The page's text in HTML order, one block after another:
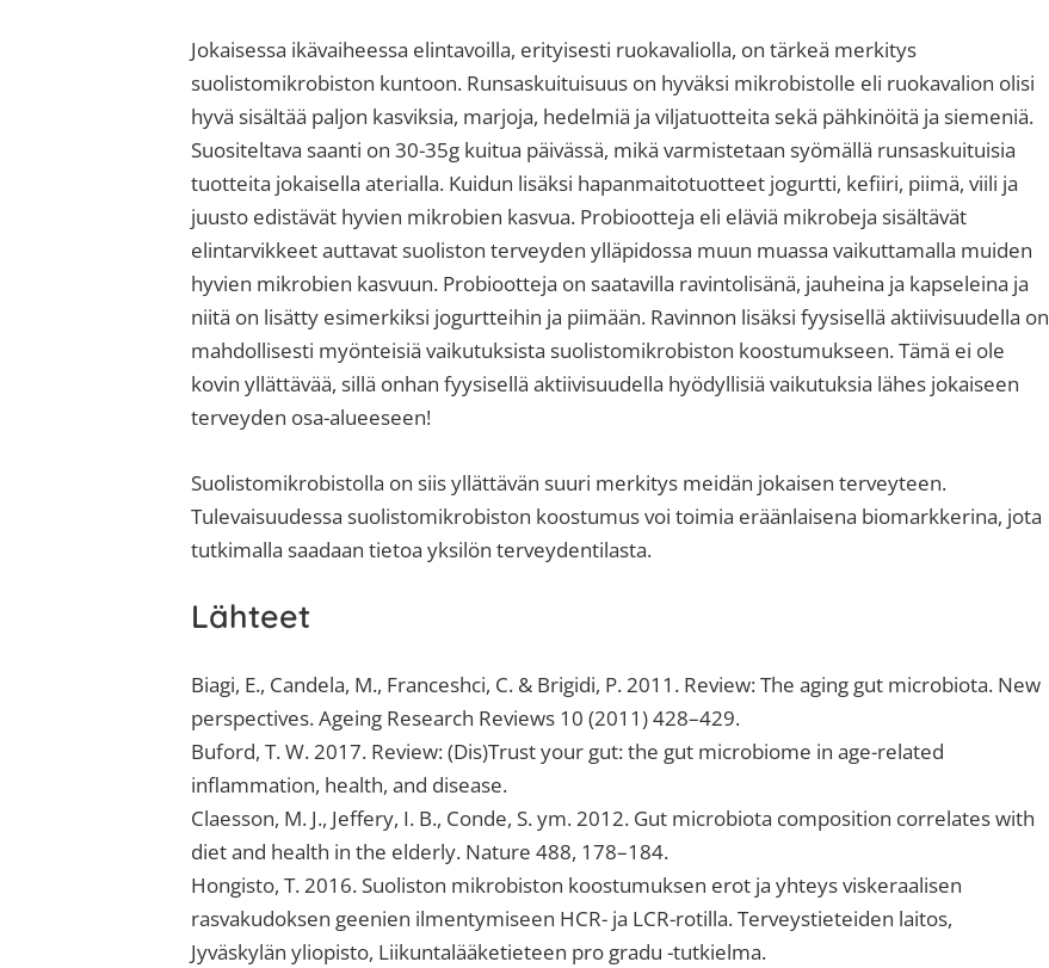
Jokaisessa ikävaiheessa elintavoilla, erityisesti ruokavaliolla, on tärkeä merkitys
suolistomikrobiston kuntoon. Runsaskuituisuus on hyväksi mikrobistolle eli ruokavalion olisi
hyvä sisältää paljon kasviksia, marjoja, hedelmiä ja viljatuotteita sekä pähkinöitä ja siemeniä.
Suositeltava saanti on 30-35g kuitua päivässä, mikä varmistetaan syömällä runsaskuituisia
tuotteita jokaisella aterialla. Kuidun lisäksi hapanmaitotuotteet jogurtti, kefiiri, piimä, viili ja
juusto edistävät hyvien mikrobien kasvua. Probiootteja eli eläviä mikrobeja sisältävät
elintarvikkeet auttavat suoliston terveyden ylläpidossa muun muassa vaikuttamalla muiden
hyvien mikrobien kasvuun. Probiootteja on saatavilla ravintolisänä, jauheina ja kapseleina ja
niitä on lisätty esimerkiksi jogurtteihin ja piimään. Ravinnon lisäksi fyysisellä aktiivisuudella on
mahdollisesti myönteisiä vaikutuksista suolistomikrobiston koostumukseen. Tämä ei ole
kovin yllättävää, sillä onhan fyysisellä aktiivisuudella hyödyllisiä vaikutuksia lähes jokaiseen
terveyden osa-alueeseen!
Suolistomikrobistolla on siis yllättävän suuri merkitys meidän jokaisen terveyteen.
Tulevaisuudessa suolistomikrobiston koostumus voi toimia eräänlaisena biomarkkerina, jota
tutkimalla saadaan tietoa yksilön terveydentilasta.
Lähteet
Biagi, E., Candela, M., Franceshci, C. & Brigidi, P. 2011. Review: The aging gut microbiota. New
perspectives. Ageing Research Reviews 10 (2011) 428–429.
Buford, T. W. 2017. Review: (Dis)Trust your gut: the gut microbiome in age-related
inflammation, health, and disease.
Claesson, M. J., Jeffery, I. B., Conde, S. ym. 2012. Gut microbiota composition correlates with
diet and health in the elderly. Nature 488, 178–184.
Hongisto, T. 2016. Suoliston mikrobiston koostumuksen erot ja yhteys viskeraalisen
rasvakudoksen geenien ilmentymiseen HCR- ja LCR-rotilla. Terveystieteiden laitos,
Jyväskylän yliopisto, Liikuntalääketieteen pro gradu -tutkielma.